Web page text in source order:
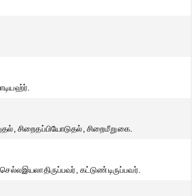
சிறைதப்பியோடுதல், சிறைமீறுகை.
கட்டுண்டிருப்பவர்.